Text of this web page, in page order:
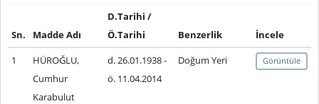
Sn. Madde Adı
D.Tarihi /
Ö.Tarihi
Benzerlik
İncele
1
HÜROĞLU,
Cumhur
Karabulut
d. 26.01.1938 -
ö. 11.04.2014
Doğum Yeri Görüntüle